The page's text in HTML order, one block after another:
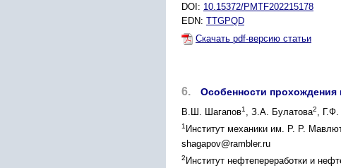
DOI: 10.15372/PMTF202215178
EDN: TTGPQD
Скачать pdf-версию статьи
6. Особенности
В.Ш. Шагапов1 , З.А. Булатова2,
1 Институт механики им. Р. Р.
shagapov@rambler.ru
2 Институт нефтепереработки и